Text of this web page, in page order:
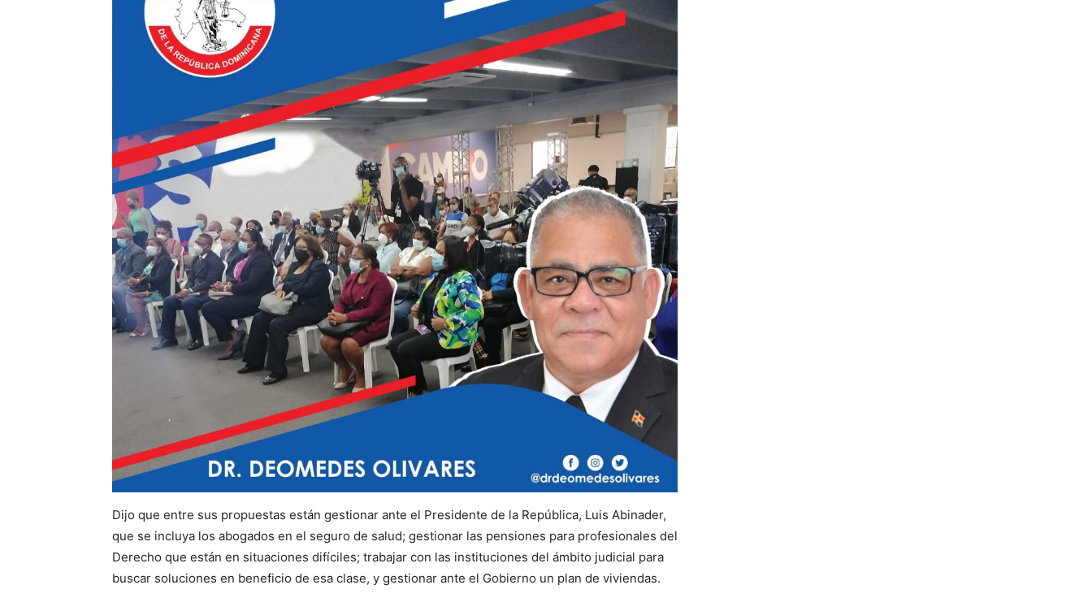
Dijo que entre sus propuestas están gestionar ante el Presidente de la República, Luis Abinader,
que se incluya los abogados en el seguro de salud; gestionar las pensiones para profesionales del
Derecho que están en situaciones difíciles; trabajar con las instituciones del ámbito judicial para
buscar soluciones en beneficio de esa clase, y gestionar ante el Gobierno un plan de viviendas.